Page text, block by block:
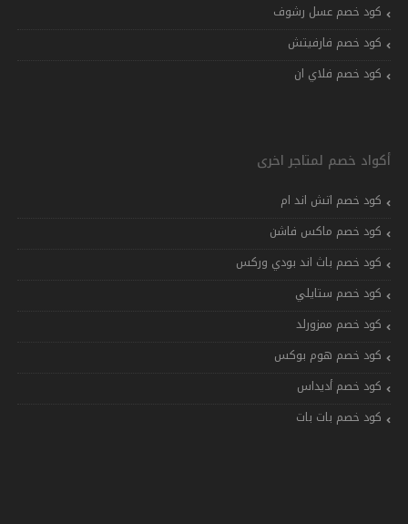
كود خصم عسل رشوف
كود خصم فارفيتش
كود خصم فلاي ان
أكواد خصم لمتاجر اخرى
كود خصم اتش اند ام
كود خصم ماكس فاشن
كود خصم باث اند بودي وركس
كود خصم ستايلي
كود خصم ممزورلد
كود خصم هوم بوكس
كود خصم أديداس
كود خصم بات بات